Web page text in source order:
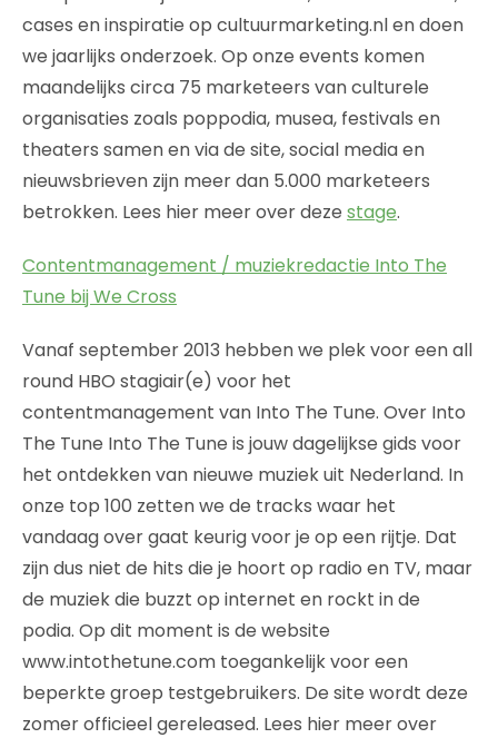
cases en inspiratie op cultuurmarketing.nl en doen
we jaarlijks onderzoek. Op onze events komen
maandelijks circa 75 marketeers van culturele
organisaties zoals poppodia, musea, festivals en
theaters samen en via de site, social media en
nieuwsbrieven zijn meer dan 5.000 marketeers
betrokken. Lees hier meer over deze stage.
Contentmanagement / muziekredactie Into The
Tune bij We Cross
Vanaf september 2013 hebben we plek voor een all
round HBO stagiair(e) voor het
contentmanagement van Into The Tune. Over Into
The Tune Into The Tune is jouw dagelijkse gids voor
het ontdekken van nieuwe muziek uit Nederland. In
onze top 100 zetten we de tracks waar het
vandaag over gaat keurig voor je op een rijtje. Dat
zijn dus niet de hits die je hoort op radio en TV, maar
de muziek die buzzt op internet en rockt in de
podia. Op dit moment is de website
www.intothetune.com toegankelijk voor een
beperkte groep testgebruikers. De site wordt deze
zomer officieel gereleased. Lees hier meer over